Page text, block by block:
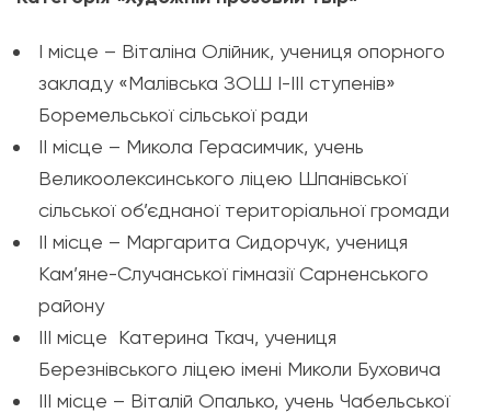
І місце – Віталіна Олійник, учениця опорного
закладу «Малівська ЗОШ І-ІІІ ступенів»
Боремельської сільської ради
ІІ місце – Микола Герасимчик, учень
Великоолексинського ліцею Шпанівської
сільської об’єднаної територіальної громади
ІІ місце – Маргарита Сидорчук, учениця
Кам’яне-Случанської гімназії Сарненського
району
ІІІ місце Катерина Ткач, учениця
Березнівського ліцею імені Миколи Буховича
ІІІ місце – Віталій Опалько, учень Чабельської